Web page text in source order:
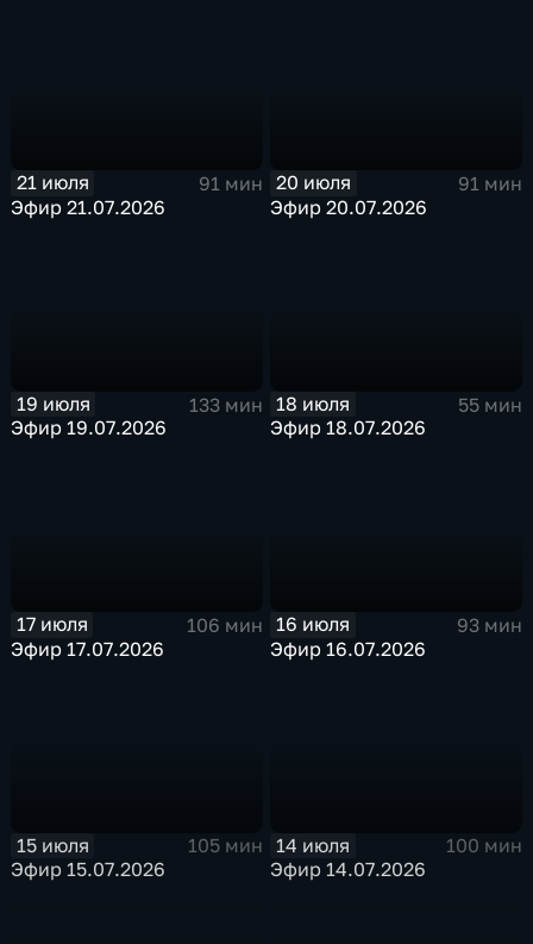
21 июля
91 мин
Эфир 21.07.2026
20 июля
91 мин
Эфир 20.07.2026
19 июля
133 мин
Эфир 19.07.2026
18 июля
55 мин
Эфир 18.07.2026
17 июля
106 мин
Эфир 17.07.2026
16 июля
93 мин
Эфир 16.07.2026
15 июля
105 мин
Эфир 15.07.2026
14 июля
100 мин
Эфир 14.07.2026